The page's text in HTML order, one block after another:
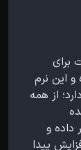
برای
این نرم
از همه
داده و
پیدا